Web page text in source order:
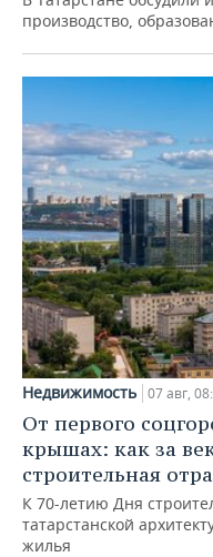
производство,
Недвижимость 07 авг,
От первого
крышах: как за
строительная
К 70-летию Дня
татарстанской
жилья